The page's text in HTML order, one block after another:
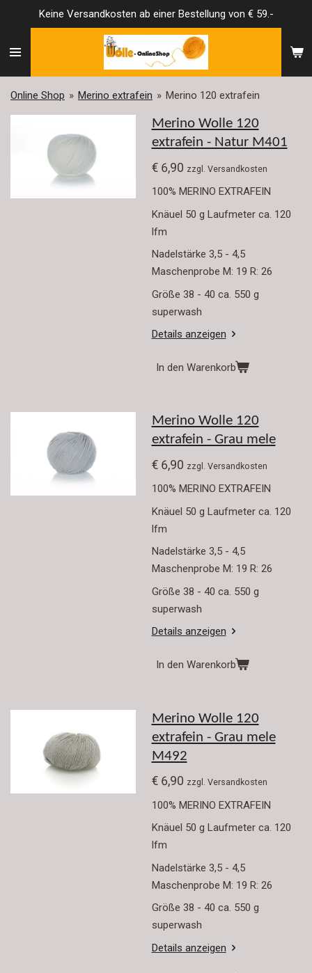
springen
Keine Versandkosten ab einer Bestellung von € 59.-
Online Shop » Merino extrafein » Merino 120 extrafein
Merino Wolle 120
extrafein - Natur M401
€ 6,90 zzgl. Versandkosten
100% MERINO EXTRAFEIN
Knäuel 50 g Laufmeter ca. 120
lfm
Nadelstärke 3,5 - 4,5
Maschenprobe M: 19 R: 26
Größe 38 - 40 ca. 550 g
superwash
Details anzeigen
In den Warenkorb
Merino Wolle 120
extrafein - Grau mele
€ 6,90 zzgl. Versandkosten
100% MERINO EXTRAFEIN
Knäuel 50 g Laufmeter ca. 120
lfm
Nadelstärke 3,5 - 4,5
Maschenprobe M: 19 R: 26
Größe 38 - 40 ca. 550 g
superwash
Details anzeigen
In den Warenkorb
Merino Wolle 120
extrafein - Grau mele
M492
€ 6,90 zzgl. Versandkosten
100% MERINO EXTRAFEIN
Knäuel 50 g Laufmeter ca. 120
lfm
Nadelstärke 3,5 - 4,5
Maschenprobe M: 19 R: 26
Größe 38 - 40 ca. 550 g
superwash
Details anzeigen